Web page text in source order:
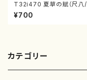
T32i470 夏草の賦（尺八/
正峰/楽譜）都山流公刊楽譜
番:2178
¥700
カテゴリー